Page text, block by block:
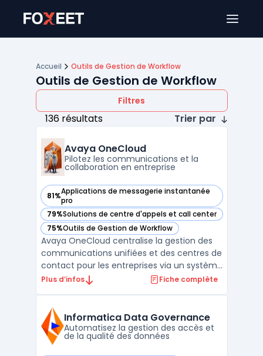
Accueil Outils de Gestion de Workflow
Outils de Gestion de Workflow
Filtres
136 résultats Trier par
Avaya OneCloud
Pilotez les communications et la
collaboration en entreprise
81%Applications de messagerie instantanée
pro
— voir Avaya OneCloud dans cette catégorie
79%Solutions de centre d'appels et call center
— voir Avaya OneCloud dans cette catégorie
75%Outils de Gestion de Workflow
— voir Avaya OneCloud dans cette catégorie
Avaya OneCloud centralise la gestion des
communications unifiées et des centres de
contact pour les entreprises via un système
d’abonnement. Les organisations disposent
coûts. Ce service permet de déployer des
outil ...
Plus d’infos Fiche complète
Informatica Data Governance
Automatisez la gestion des accès et
de la qualité des données